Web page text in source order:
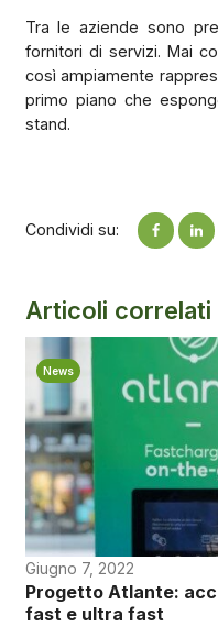
Tra le aziende sono
fornitori di servizi. Mai
così ampiamente
primo piano che
stand.
Condividi su:
Articoli correlati
News
Giugno 7, 2022
Progetto Atlante:
fast e ultra fast